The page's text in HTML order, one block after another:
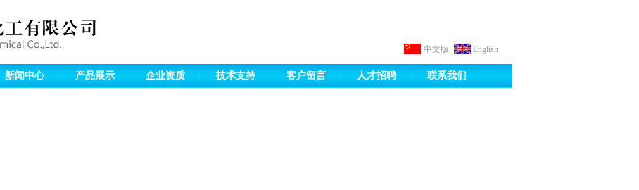
中文版 English
新闻中心 产品展示 企业资质 技术支持 客户留言 人才招聘 联系我们